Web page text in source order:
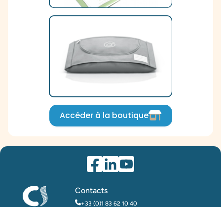
Accéder à la boutique
Contacts
+33 (0)1 83 62 10 40